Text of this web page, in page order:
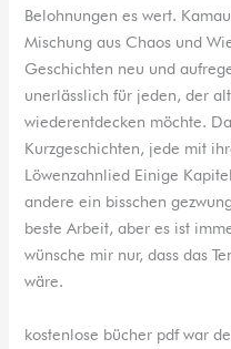
Belohnungen es wert.
Mischung aus Chaos und
Geschichten neu und
unerlässlich für jeden, der
wiederentdecken möchte.
Kurzgeschichten, jede mit
Löwenzahnlied Einige
andere ein bisschen
beste Arbeit, aber es ist
wünsche mir nur, dass das
wäre.
kostenlose bücher pdf war